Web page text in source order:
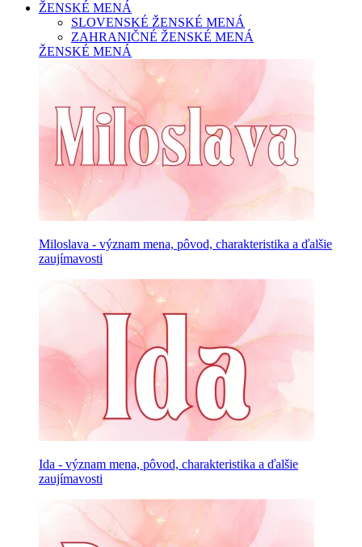
ŽENSKÉ MENÁ
SLOVENSKÉ ŽENSKÉ MENÁ
ZAHRANIČNÉ ŽENSKÉ MENÁ
ŽENSKÉ MENÁ
Miloslava - význam mena, pôvod, charakteristika a ďalšie
zaujímavosti
Ida - význam mena, pôvod, charakteristika a ďalšie
zaujímavosti